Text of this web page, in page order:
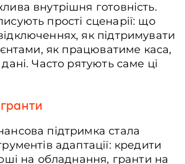
внутрішня готовність.
прості сценарії: що
як підтримувати
як працюватиме каса,
дані. Часто рятують саме ці
підтримка стала
адаптації: кредити
на обладнання, гранти на